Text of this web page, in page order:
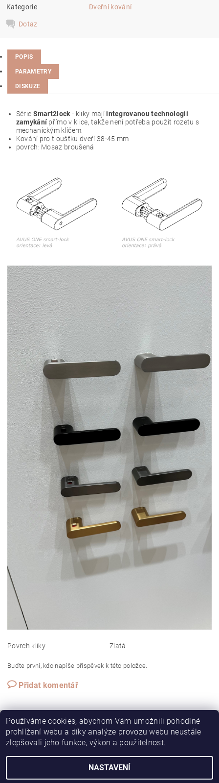
Kategorie Dveřní kování
Dotaz
POPIS
PARAMETRY
DISKUZE
Série Smart2lock- kliky majíintegrovanou technologii
zamykání přímo v klice, takže není potřeba použít rozetu s
mechanickým klíčem.
Kování pro tloušťku dveří 38-45 mm
povrch: Mosaz broušená
Povrch kliky Zlatá
Buďte první, kdo napíše příspěvek k této položce.
Přidat komentář
Stavební pouzdra JAP posuvné dveře | Skleněné dveře
Dveře Jelínek, schody a zábradlí
2026 ©JAP-ZARUBNE.CZ, všechna práva vyhrazena
Používáme cookies, abychom Vám umožnili pohodlné
prohlížení webu a díky analýze provozu webu neustále
zlepšovali jeho funkce, výkon a použitelnost.
NASTAVENÍ